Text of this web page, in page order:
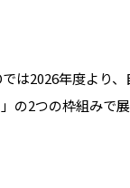
では2026年度より
の2つの枠組みで